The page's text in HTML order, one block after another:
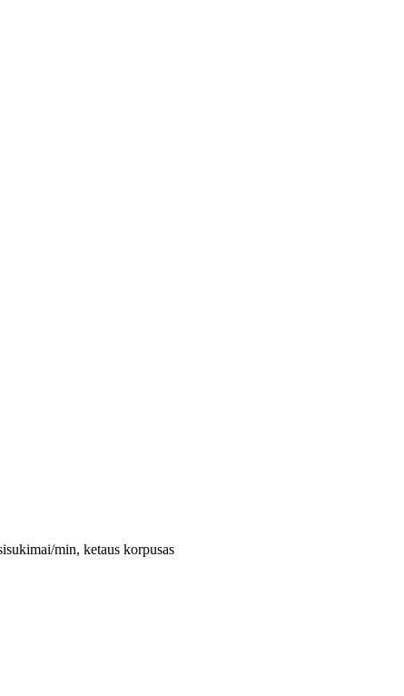
min, ketaus korpusas